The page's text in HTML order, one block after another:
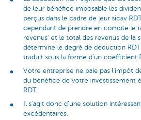
de leur bénéfice imposable les
perçus dans le cadre de leur sicav
cependant de prendre en compte le
revenus’ et le total des revenus de la
détermine le degré de déduction
traduit sous la forme d’un coefficient
Votre entreprise ne paie pas l'impôt
du bénéfice de votre investissement
RDT.
Il s'agit donc d'une solution
excédentaires.